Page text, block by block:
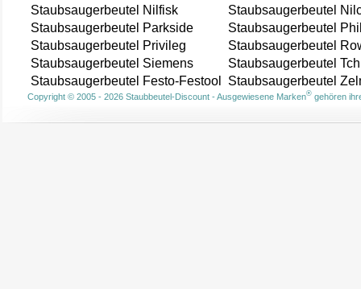
Staubsaugerbeutel Nilfisk
Staubsaugerbeutel
Staubsaugerbeutel Parkside
Staubsaugerbeutel
Staubsaugerbeutel Privileg
Staubsaugerbeutel
Staubsaugerbeutel Siemens
Staubsaugerbeutel
Staubsaugerbeutel Festo-Festool
Staubsaugerbeutel
Copyright © 2005 - 2026 Staubbeutel-Discount - Ausgewiesene Marken®gehören